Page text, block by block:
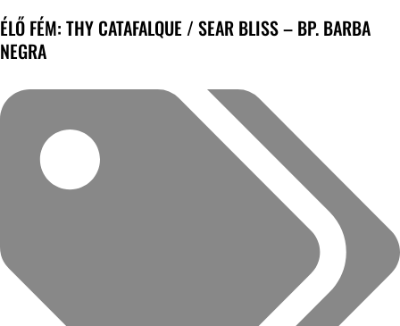
ÉLŐ FÉM: THY CATAFALQUE / SEAR BLISS – BP. BARBA
NEGRA